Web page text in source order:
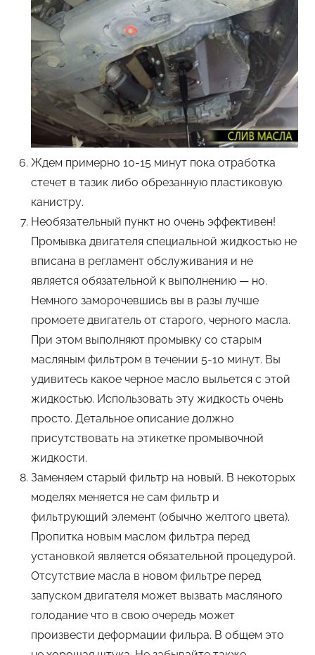
Ждем примерно 10-15 минут пока отработка
стечет в тазик либо обрезанную пластиковую
канистру.
Необязательный пункт но очень эффективен!
Промывка двигателя специальной жидкостью не
вписана в регламент обслуживания и не
является обязательной к выполнению — но.
Немного заморочевшись вы в разы лучше
промоете двигатель от старого, черного масла.
При этом выполняют промывку со старым
масляным фильтром в течении 5-10 минут. Вы
удивитесь какое черное масло выльется с этой
жидкостью. Использовать эту жидкость очень
просто. Детальное описание должно
присутствовать на этикетке промывочной
жидкости.
Заменяем старый фильтр на новый. В некоторых
моделях меняется не сам фильтр и
фильтрующий элемент (обычно желтого цвета).
Пропитка новым маслом фильтра перед
установкой является обязательной процедурой.
Отсутствие масла в новом фильтре перед
запуском двигателя может вызвать масляного
голодание что в свою очередь может
произвести деформации фильра. В общем это